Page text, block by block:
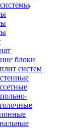
блоки
систем